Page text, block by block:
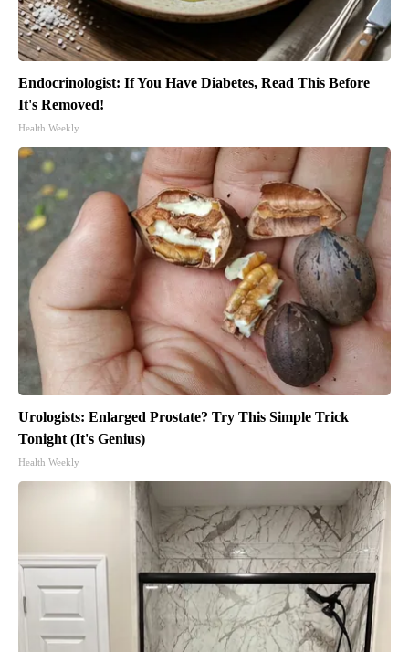
Endocrinologist: If You Have Diabetes, Read This Before
It's Removed!
Health Weekly
Urologists: Enlarged Prostate? Try This Simple Trick
Tonight (It's Genius)
Health Weekly